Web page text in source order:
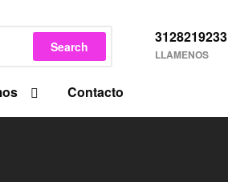
Search
3128219233
LLAMENOS
Contacto